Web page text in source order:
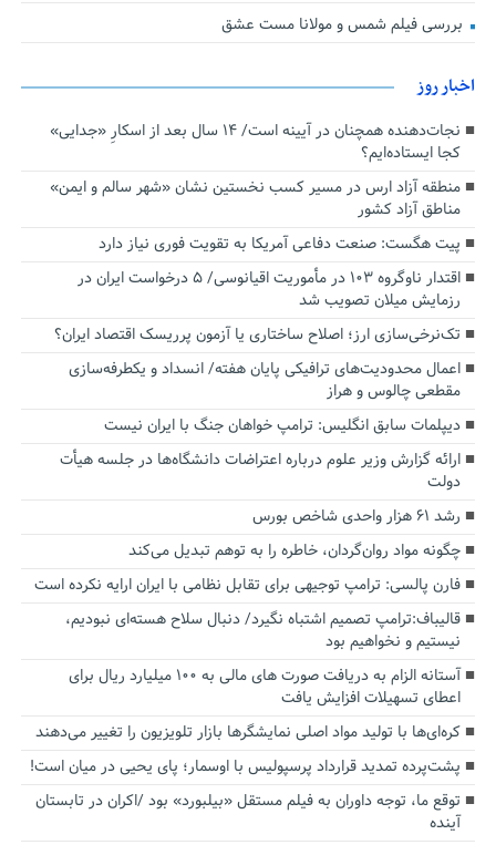
بررسی فیلم شمس و مولانا مست عشق
اخبار روز
نجات‌دهنده‌ همچنان در آیینه است/ ۱۴ سال بعد از اسکارِ «جدایی»
کجا ایستاده‌ایم؟
منطقه آزاد ارس در مسیر کسب نخستین نشان «شهر سالم و ایمن»
مناطق آزاد کشور
پیت هگست: صنعت دفاعی آمریکا به تقویت فوری نیاز دارد
اقتدار ناوگروه ۱۰۳ در مأموریت‌ اقیانوسی/ ۵ درخواست ایران در
رزمایش میلان تصویب شد
تک‌نرخی‌سازی ارز؛ اصلاح ساختاری یا آزمون پرریسک اقتصاد ایران؟
اعمال محدودیت‌های ترافیکی پایان هفته/ انسداد و یکطرفه‌سازی
مقطعی چالوس و هراز
دیپلمات سابق انگلیس:‌ ترامپ خواهان جنگ با ایران نیست
ارائه گزارش وزیر علوم درباره اعتراضات دانشگاه‌ها در جلسه هیأت
دولت
رشد ۶۱ هزار واحدی شاخص بورس
چگونه مواد روان‌گردان، خاطره را به توهم تبدیل می‌کند
فارن پالسی: ترامپ توجیهی برای تقابل نظامی با ایران ارایه نکرده است
قالیباف:ترامپ تصمیم اشتباه نگیرد/ دنبال سلاح هسته‌ای نبودیم،
نیستیم و نخواهیم بود
آستانه الزام به دریافت صورت های مالی به ۱۰۰ میلیارد ریال برای
اعطای تسهیلات افزایش یافت
کره‌ای‌ها با تولید مواد اصلی نمایشگرها بازار تلویزیون را تغییر می‌دهند
پشت‌پرده تمدید قرارداد پرسپولیس با اوسمار؛ پای یحیی در میان است!
توقع ما، توجه داوران به فیلم مستقل «بیلبورد» بود /اکران در تابستان
آینده